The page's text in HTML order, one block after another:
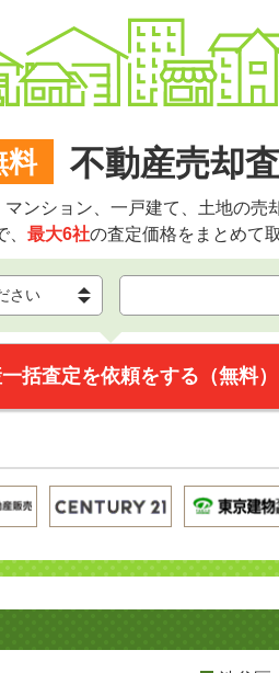
料 不動産売却
ンション、一戸建て、土地の売
最大6社の査定価格をまとめて
括査定を依頼をする（無料）